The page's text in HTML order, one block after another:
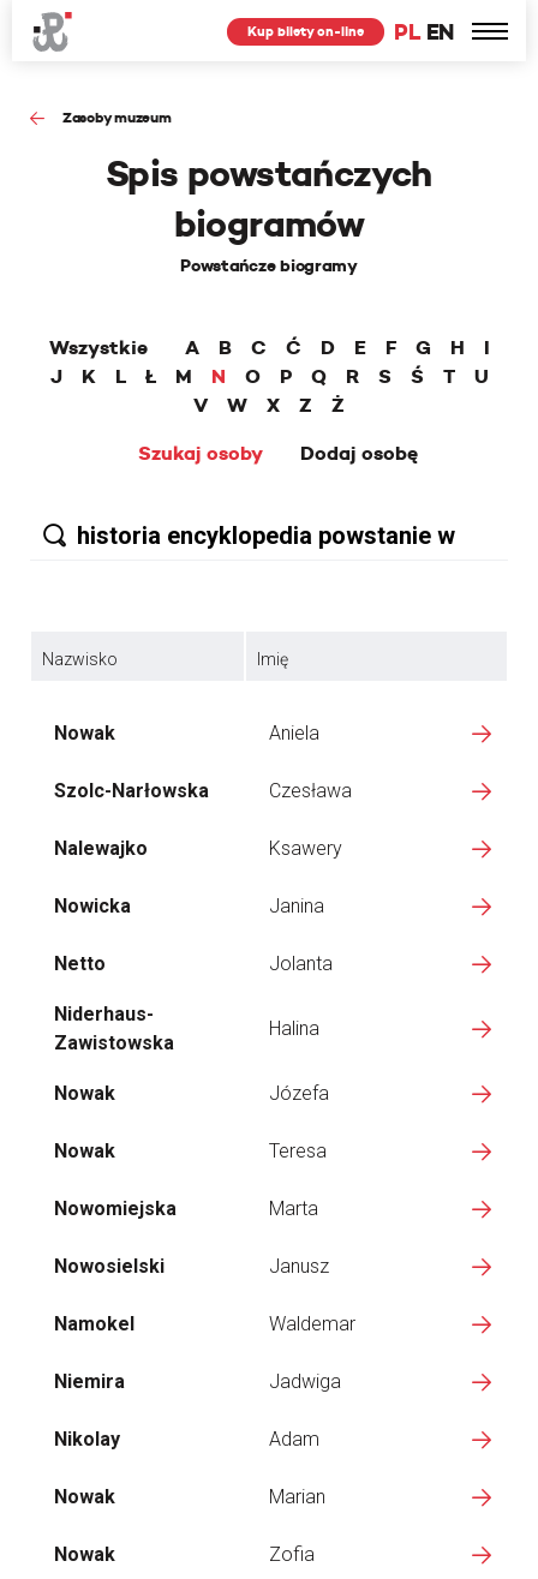
PL EN
Kup bilety on-line
Zasoby muzeum
Spis powstańczych
biogramów
Powstańcze biogramy
Wszystkie A B C Ć D E F G H
I
J
K L Ł M N O P Q R S Ś T
U
V
W X Z
Ż
Szukaj osoby
Dodaj osobę
Nazwisko Imię
Nowak Aniela
Szolc-Narłowska Czesława
Nalewajko Ksawery
Nowicka Janina
Netto Jolanta
Niderhaus-
Zawistowska
Halina
Nowak Józefa
Nowak Teresa
Nowomiejska Marta
Nowosielski Janusz
Namokel Waldemar
Niemira Jadwiga
Nikolay Adam
Nowak Marian
Nowak Zofia